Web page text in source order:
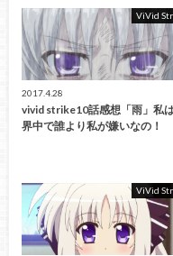
ViVid
2017.4.28
vivid strike10話感想「雨」私
界中で誰より私が嫌いなの！
ViVid